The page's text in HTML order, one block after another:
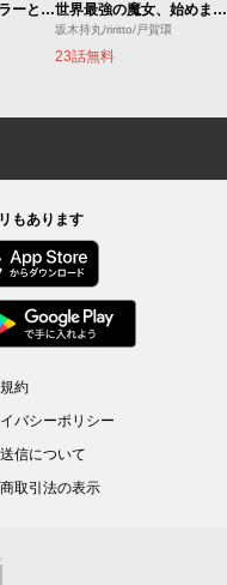
今夜もシリアルキラーと待ち合わせ 世界最強の魔女、始めました ～私だけ『攻略サイト』を見れる世界で自由に生きます～
坂木持丸/riritto/戸賀環
23話無料
もあります
約
バシーポリシー
信について
取引法の表示